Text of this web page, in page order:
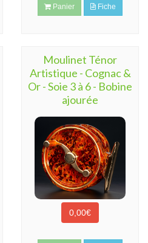
Panier Fiche
Moulinet Ténor
Artistique - Cognac &
Or - Soie 3 à 6 - Bobine
ajourée
0,00€